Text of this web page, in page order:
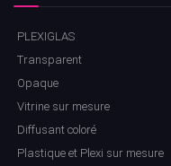
PLEXIGLAS
Transparent
Opaque
Vitrine sur mesure
Diffusant coloré
Plastique et Plexi sur mesure